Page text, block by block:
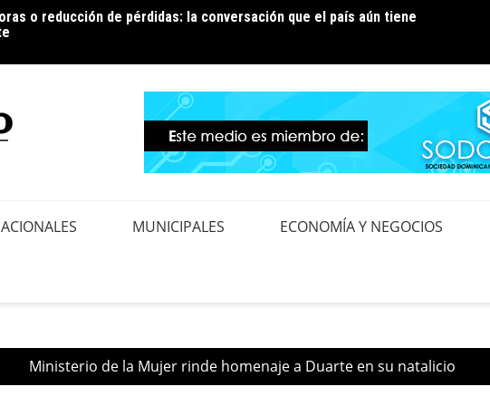
o reducción de pérdidas: la conversación que el país aún tiene
apertura temporal de los circuitos EBRI07 y EBRI12 para
de mejora en la red de distribución
MUNICIPALES ECONOMÍA Y NEGOCIOS
Ministerio de la Mujer rinde homenaje a Duarte en su natalicio